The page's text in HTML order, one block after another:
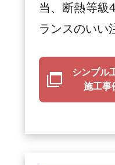
当、断熱等級
ランスのいい
シンプル
施工事